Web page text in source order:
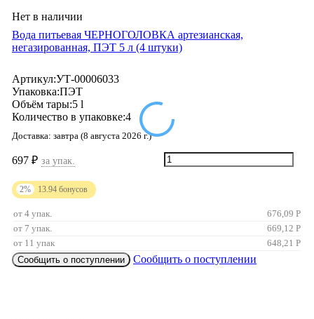
Нет в наличии
Вода питьевая ЧЕРНОГОЛОВКА артезианская,
негазированная, ПЭТ 5 л (4 штуки)
Артикул:УТ-00006033
Упаковка:ПЭТ
Объём тары:5 l
Количество в упаковке:4
Доставка: завтра (8 августа 2026 г.)
697 ₽ за упак.
2% 13.94 бонусов
от 4 упак. 676,09 Р
от 7 упак.
669,12 Р
от 11 упак
648,21 Р
Сообщить о поступлении
Сообщить о поступлении